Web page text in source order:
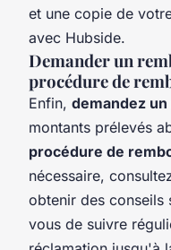
et une copie de
avec Hubside.
Demander un
procédure de
Enfin, demandez
montants prélevés
procédure de
nécessaire,
obtenir des conseils
vous de suivre